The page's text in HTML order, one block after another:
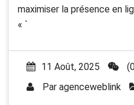
maximiser la présence en
« `
11 Août, 2025
Par agenceweblink